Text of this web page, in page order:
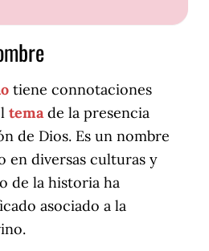
tiene connotaciones
temade la presencia
de Dios. Es un nombre
en diversas culturas y
de la historia ha
asociado a la